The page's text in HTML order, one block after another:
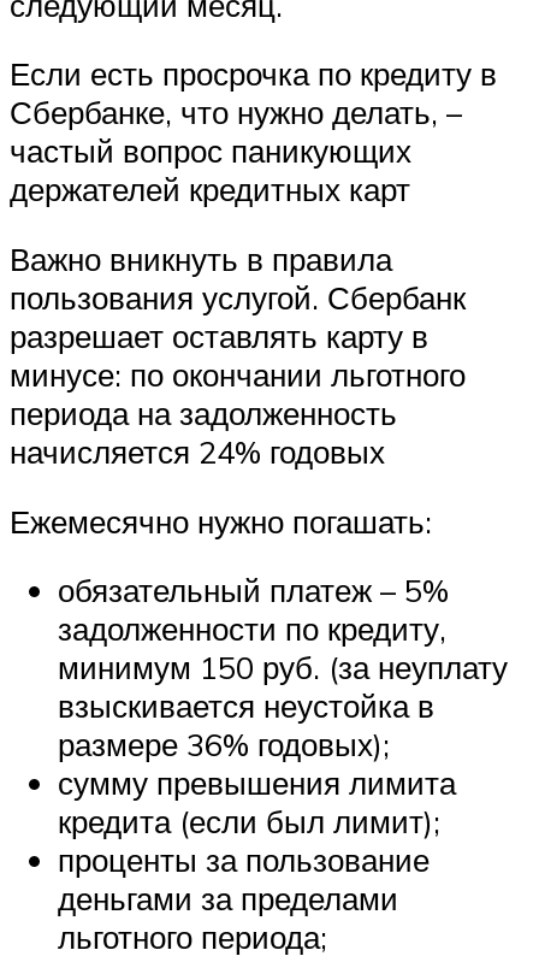
Если есть просрочка по кредиту в
Сбербанке, что нужно делать, –
частый вопрос паникующих
держателей кредитных карт
Важно вникнуть в правила
пользования услугой. Сбербанк
разрешает оставлять карту в
минусе: по окончании льготного
периода на задолженность
начисляется 24% годовых
Ежемесячно нужно погашать:
обязательный платеж – 5%
задолженности по кредиту,
минимум 150 руб. (за неуплату
взыскивается неустойка в
размере 36% годовых);
сумму превышения лимита
кредита (если был лимит);
проценты за пользование
деньгами за пределами
льготного периода;